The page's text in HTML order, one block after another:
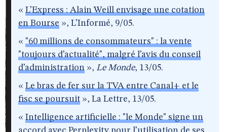
« L’Express : Alain Weill envisage une cotation
en Bourse », L’Informé, 9/05.
« "60 millions de consommateurs" : la vente
"toujours d’actualité", malgré l’avis du conseil
d’administration », Le Monde, 13/05.
« Le bras de fer sur la TVA entre Canal+ et le
fisc se poursuit », La Lettre, 13/05.
« Intelligence artificielle : "le Monde" signe un